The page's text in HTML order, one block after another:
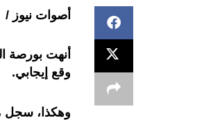
أصوات نيوز /
وقع إيجابي.